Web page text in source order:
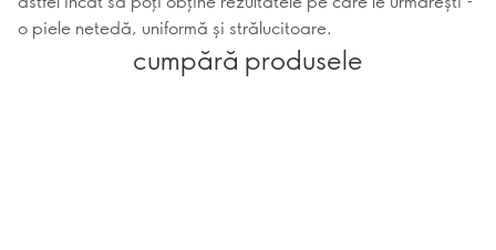
o piele netedă, uniformă și strălucitoare.
cumpără produsele